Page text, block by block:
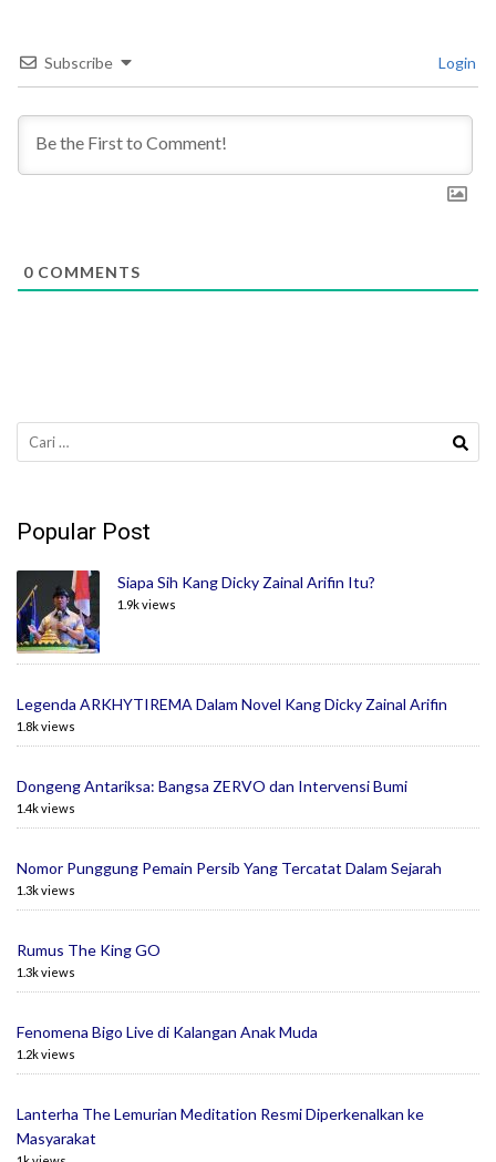
Subscribe Login
0 COMMENTS
Cari
untuk:
Popular Post
Siapa Sih Kang Dicky Zainal Arifin Itu?
1.9k views
Legenda ARKHYTIREMA Dalam Novel Kang Dicky Zainal Arifin
1.8k views
Dongeng Antariksa: Bangsa ZERVO dan Intervensi Bumi
1.4k views
Nomor Punggung Pemain Persib Yang Tercatat Dalam Sejarah
1.3k views
Rumus The King GO
1.3k views
Fenomena Bigo Live di Kalangan Anak Muda
1.2k views
Lanterha The Lemurian Meditation Resmi Diperkenalkan ke
Masyarakat